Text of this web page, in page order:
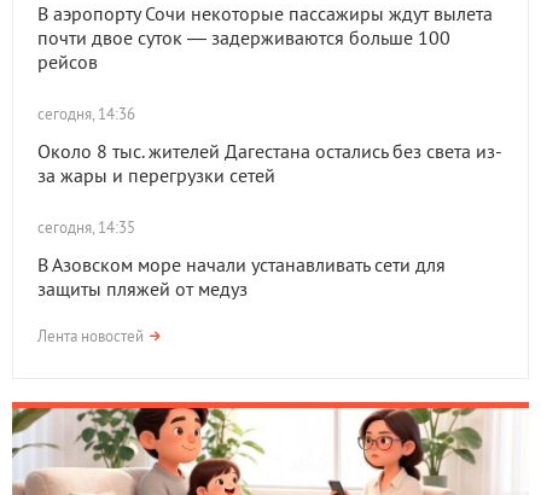
В аэропорту Сочи некоторые пассажиры ждут вылета
почти двое суток — задерживаются больше 100
рейсов
сегодня, 14:36
Около 8 тыс. жителей Дагестана остались без света из-
за жары и перегрузки сетей
сегодня, 14:35
В Азовском море начали устанавливать сети для
защиты пляжей от медуз
Лента новостей